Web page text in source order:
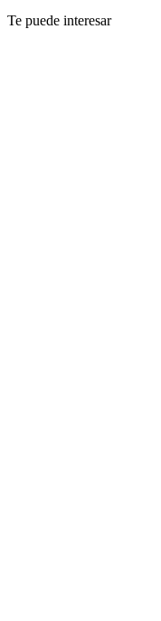
Te puede interesar